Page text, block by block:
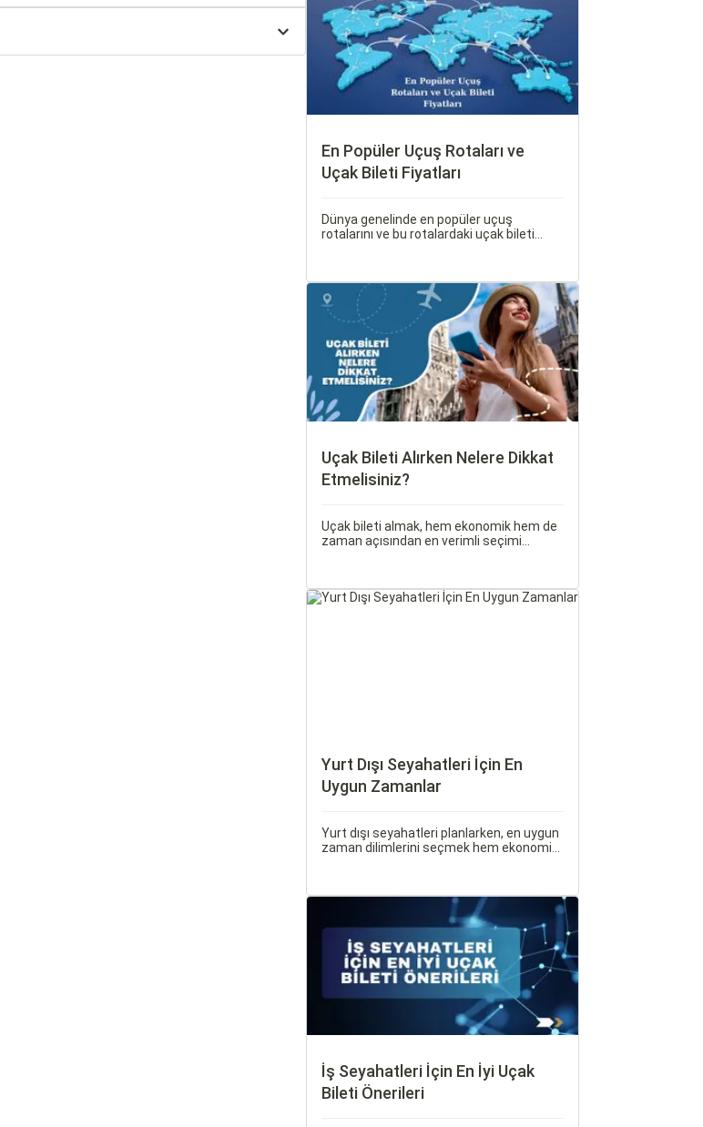
En Popüler Uçuş Rotaları ve
Uçak Bileti Fiyatları
Dünya genelinde en popüler uçuş
rotalarını ve bu rotalardaki uçak bileti
değişebilir; bunlar arasında ekonomik
durumlar, turizm trendleri ve uluslararası
ilişkiler bulunmaktadır.
Uçak Bileti Alırken Nelere Dikkat
Etmelisiniz?
Uçak bileti almak, hem ekonomik hem de
zaman açısından en verimli seçimi
etmeniz gereken önemli noktaları ele
Yurt Dışı Seyahatleri İçin En
Uygun Zamanlar
Yurt dışı seyahatleri planlarken, en uygun
zaman dilimlerini seçmek hem ekonomik
günlerini ve Sorgulamax.
İş Seyahatleri İçin En İyi Uçak
Bileti Önerileri